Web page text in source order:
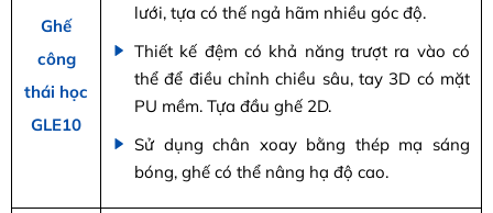
Ghế
công
thái học
GLE10
lưới, tựa có thế ngả hãm nhiều góc độ.
Thiết kế đệm có khả năng trượt ra vào có
thể để điều chỉnh chiều sâu, tay 3D có mặt
PU mềm. Tựa đầu ghế 2D.
Sử dụng chân xoay bằng thép mạ sáng
bóng, ghế có thể nâng hạ độ cao.